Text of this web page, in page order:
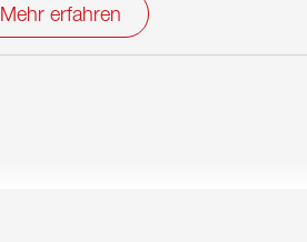
Mehr erfahren